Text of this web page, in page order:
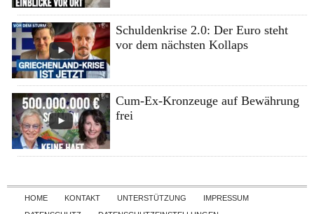
Schuldenkrise 2.0: Der Euro steht
vor dem nächsten Kollaps
Cum-Ex-Kronzeuge auf Bewährung
frei
Skip to content
HOME KONTAKT UNTERSTÜTZUNG
IMPRESSUM